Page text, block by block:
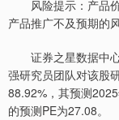
风险提示：产品价
产品推广不及预期的风
证券之星数据中心
强研究员团队对该股
88.92%，其预测
的预测PE为27.08。